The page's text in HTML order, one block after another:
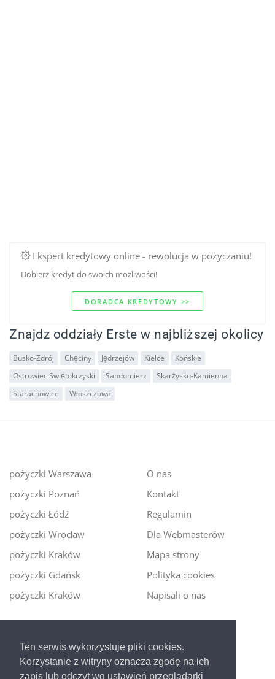
Ten serwis wykorzystuje pliki cookies.
Korzystanie z witryny oznacza zgodę na ich
zapis lub odczyt wg ustawień przeglądarki
Ekspert kredytowy online - rewolucja w pożyczaniu!
Dobierz kredyt do swoich mozliwości!
DORADCA KREDYTOWY >>
Znajdz oddziały Erste w najbliższej okolicy
Busko-Zdrój Chęciny Jędrzejów Kielce
Końskie
Ostrowiec Świętokrzyski
Sandomierz
Skarżysko-Kamienna
Starachowice
Włoszczowa
pożyczki Warszawa
pożyczki Poznań
pożyczki Łódź
pożyczki Wrocław
pożyczki Kraków
pożyczki Gdańsk
pożyczki Kraków
O nas
Kontakt
Regulamin
Dla Webmasterów
Mapa strony
Polityka cookies
Napisali o nas
Ekspert kredytowy online- nowa era szybkiego i
bezpiecznego pożyczania!